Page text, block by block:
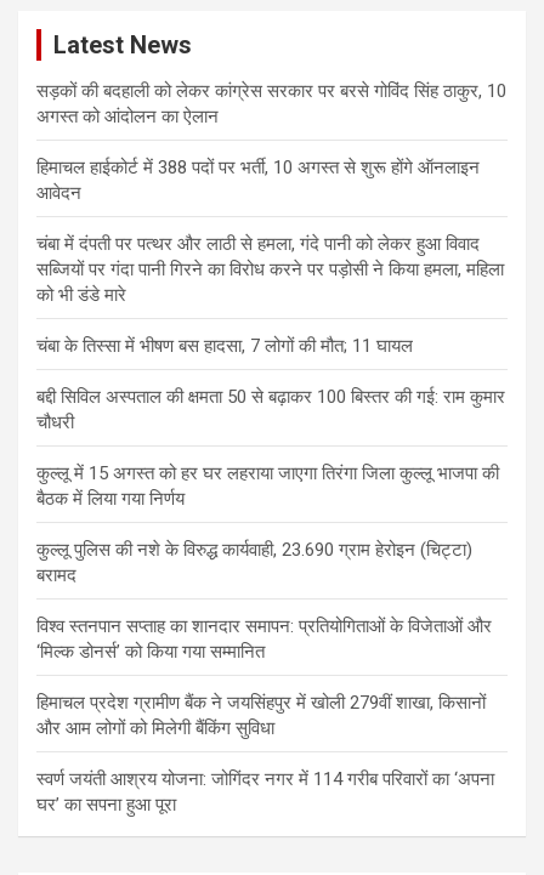
Latest News
सड़कों की बदहाली को लेकर कांग्रेस सरकार पर बरसे गोविंद सिंह ठाकुर, 10
अगस्त को आंदोलन का ऐलान
हिमाचल हाईकोर्ट में 388 पदों पर भर्ती, 10 अगस्त से शुरू होंगे ऑनलाइन
आवेदन
चंबा में दंपती पर पत्थर और लाठी से हमला, गंदे पानी को लेकर हुआ विवाद
सब्जियों पर गंदा पानी गिरने का विरोध करने पर पड़ोसी ने किया हमला, महिला
को भी डंडे मारे
चंबा के तिस्सा में भीषण बस हादसा, 7 लोगों की मौत; 11 घायल
बद्दी सिविल अस्पताल की क्षमता 50 से बढ़ाकर 100 बिस्तर की गई: राम कुमार
चौधरी
कुल्लू में 15 अगस्त को हर घर लहराया जाएगा तिरंगा जिला कुल्लू भाजपा की
बैठक में लिया गया निर्णय
कुल्लू पुलिस की नशे के विरुद्ध कार्यवाही, 23.690 ग्राम हेरोइन (चिट्टा)
बरामद
विश्व स्तनपान सप्ताह का शानदार समापन: प्रतियोगिताओं के विजेताओं और
‘मिल्क डोनर्स’ को किया गया सम्मानित
हिमाचल प्रदेश ग्रामीण बैंक ने जयसिंहपुर में खोली 279वीं शाखा, किसानों
और आम लोगों को मिलेगी बैंकिंग सुविधा
स्वर्ण जयंती आश्रय योजना: जोगिंदर नगर में 114 गरीब परिवारों का ‘अपना
घर’ का सपना हुआ पूरा